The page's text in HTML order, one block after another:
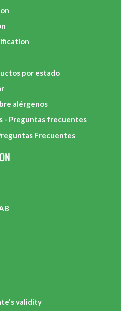
por estado
alérgenos
- Preguntas frecuentes
Frecuentes
validity